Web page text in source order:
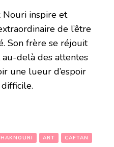
Nouri inspire et
de l’être
Son frère se réjouit
delà des attentes
une lueur d’espoir
ART CAFTAN